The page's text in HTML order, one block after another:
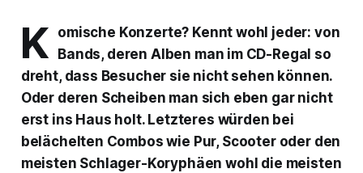
K omische Konzerte? Kennt wohl jeder: von
Bands, deren Alben man im CD-Regal so
dreht, dass Besucher sie nicht sehen können.
Oder deren Scheiben man sich eben gar nicht
erst ins Haus holt. Letzteres würden bei
belächelten Combos wie Pur, Scooter oder den
meisten Schlager-Koryphäen wohl die meisten